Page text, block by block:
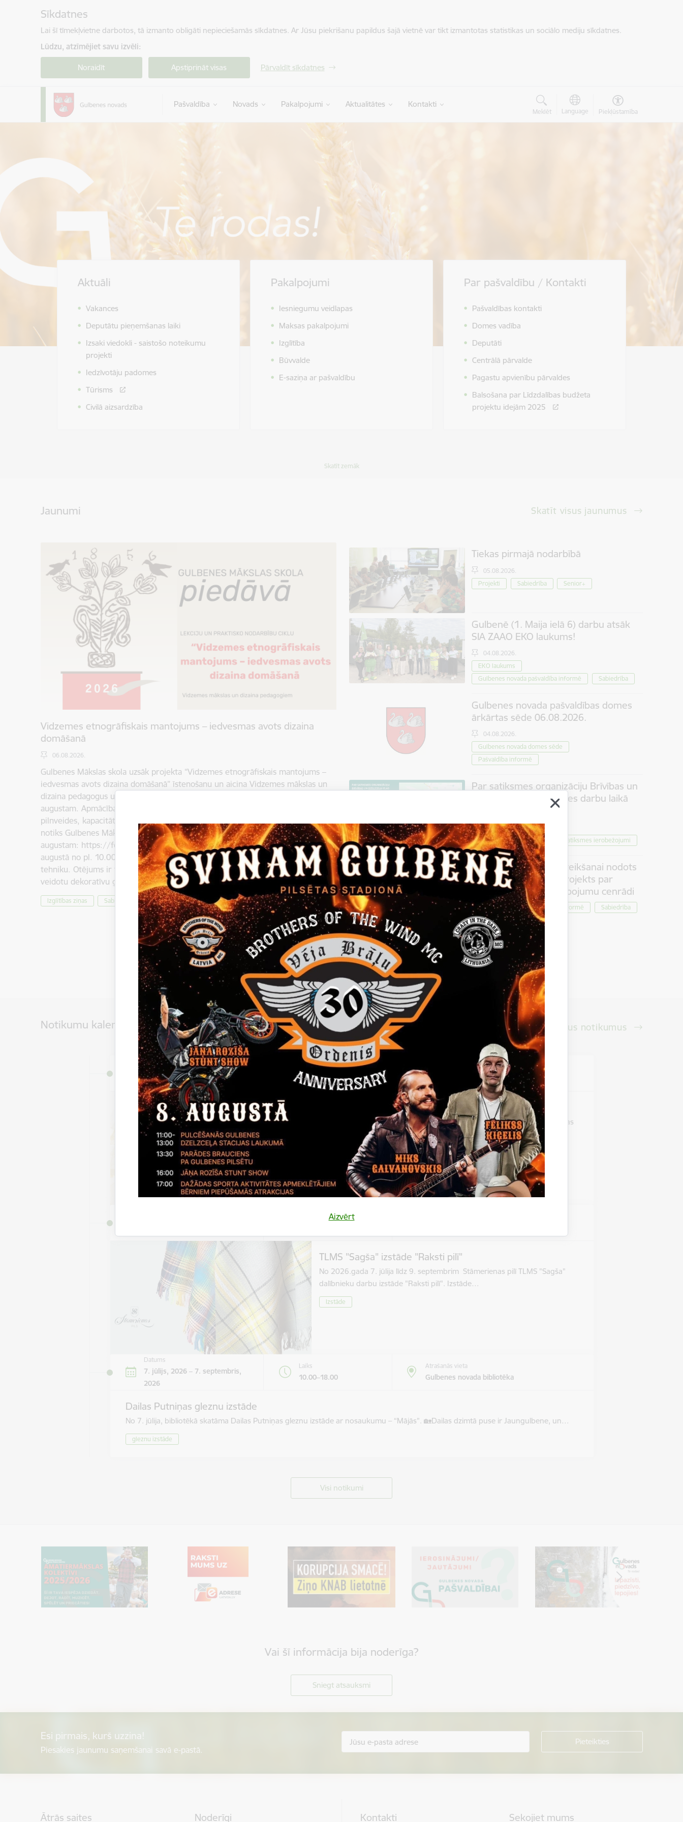
Sīkdatnes
Lai šī tīmekļvietne darbotos, tā izmanto obligāti nepieciešamās sīkdatnes. Ar Jūsu piekrišanu papildus šajā vietnē var tikt izmantotas statistikas un sociālo mediju sīkdatnes.
Lūdzu, atzīmējiet savu izvēli:
Noraidīt Apstiprināt visas Pārvaldīt sīkdatnes
Pašvaldība Novads Pakalpojumi Aktualitātes Kontakti
Meklēt Language Piekļūstamība
Aizvērt
Aktuāli
Vakances
Deputātu pieņemšanas laiki
Izsaki viedokli - saistošo noteikumu
projekti
Iedzīvotāju padomes
Tūrisms
Civilā aizsardzība
Pakalpojumi
Iesniegumu veidlapas
Maksas pakalpojumi
Izglītība
Būvvalde
E-saziņa ar pašvaldību
Par pašvaldību / Kontakti
Pašvaldības kontakti
Domes vadība
Deputāti
Centrālā pārvalde
Pagastu apvienību pārvaldes
Balsošana par Līdzdalības budžeta
projektu idejām 2025
Skatīt zemāk
Jaunumi Skatīt visus jaunumus
Vidzemes etnogrāfiskais mantojums – iedvesmas avots dizaina
domāšanā
06.08.2026.
Gulbenes Mākslas skola uzsāk projekta “Vidzemes etnogrāfiskais mantojums –
iedvesmas avots dizaina domāšanā” īstenošanu un aicina Vidzemes mākslas un
dizaina pedagogus uz lekciju un praktisko darbnīcu ciklu no 19. līdz 21.
augustam. Apmācības ir iecerētas kā mākslas un dizaina pedagogu profesionālās
pilnveides, kapacitātes paaugstināšanas, tīklošanās un sadarbības pasākums, tās
notiks Gulbenes Mākslas skolā, Vidus ielā 7, Gulbenē. Pieteikšanās līdz 17.
augustam: https://forms.gle/tWDh65fJkWecqJxv7 OTĒŠANAS DARBNĪCĀ 19.
augustā no pl. 10.00 līdz 17.30 piedāvājam iegūt jaunas zināšanas par otēšanas
tehniku. Otējums ir tehnisks paņēmiens tautas mākslā, lai uz koka priekšmeta
veidotu dekoratīvu gleznojumu. Otējuma mērķis bija veidot mēbeles…
Izglītības ziņas Sabiedrība
Tiekas pirmajā nodarbībā
05.08.2026.
Projekti
Sabiedrība Senior+
Gulbenē (1. Maija ielā 6) darbu atsāk
SIA ZAAO EKO laukums!
04.08.2026.
EKO laukums
Gulbenes novada pašvaldība informē
Sabiedrība
Gulbenes novada pašvaldības domes
ārkārtas sēde 06.08.2026.
04.08.2026.
Gulbenes novada domes sēde
Pašvaldība informē
Par satiksmes organizāciju Brīvības un
Dzelzceļa ielas pārbūves darbu laikā
30.07.2026.
Projekti
Sabiedrība Satiksmes ierobežojumi
Iedzīvotāju viedokļa izteikšanai nodots
saistošo noteikumu projekts par
tūrisma maksas pakalpojumu cenrādi
30.07.2026. Pašvaldība informē Sabiedrība
Visi jaunumi
Notikumu kalendārs Skatīt visus notikumus
Datums
3. jūlijs, 2026 – 31. augusts, 2026
Laiks
Visu dienu Stāmerienas pils
Izstāde "Zirgi klētī"
Līdz septembrim Stāmerienas pils klētī izstāde "Zirgi klētī". Beļavas mākslas
studija "Krāsu prieks" aicina uz gleznu izstādi,…
2026
TLMS "Sagša" izstāde "Raksti pilī"
No 2026.gada 7. jūlija līdz 9. septembrim Stāmerienas pilī TLMS "Sagša"
dalībnieku darbu izstāde "Raksti pilī". Izstāde…
Izstāde
Datums
7. jūlijs, 2026 – 7. septembris,
2026
Laiks
10.00–18.00
Atrašanās vieta
Gulbenes novada bibliotēka
Dailas Putniņas gleznu izstāde
No 7. jūlija, bibliotēkā skatāma Dailas Putniņas gleznu izstāde ar nosaukumu – “Mājās”. 🏡​Dailas dzimtā puse ir Jaungulbene, un…
gleznu izstāde
Visi notikumi
Vai šī informācija bija noderīga?
Sniegt atsauksmi
Esi pirmais, kurš uzzina!
Piesakies jaunumu saņemšanai savā e-pastā.
Ātrās saites Noderīgi Kontakti Sekojiet mums